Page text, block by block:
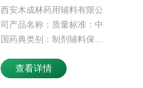
西安木成林药用辅料有限公
司产品名称：质量标准：中
国药典类别：制剂辅料保质
规格：25kg产品名字：主要
查看详情